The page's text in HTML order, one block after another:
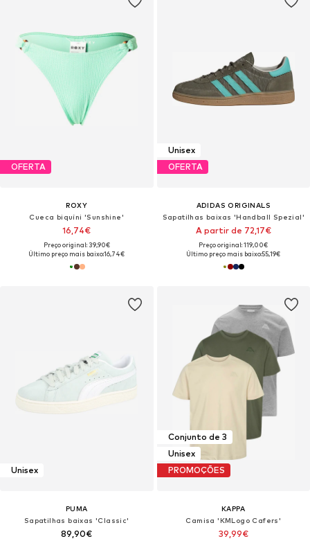
OFERTA
ROXY
Cueca biquíni 'Sunshine'
16,74€
Preço original: 39,90€
Último preço mais baixo:16,74€
Unisex
OFERTA
ADIDAS ORIGINALS
Sapatilhas baixas 'Handball Spezial'
A partir de 72,17€
Preço original: 119,00€
Último preço mais baixo:55,19€
Unisex
PUMA
Sapatilhas baixas 'Classic'
89,90€
Conjunto de 3
Unisex
PROMOÇÕES
KAPPA
Camisa 'KMLogo Cafers'
39,99€